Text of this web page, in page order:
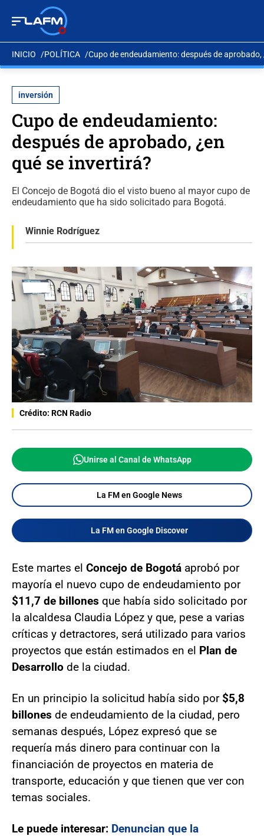
INICIO POLÍTICA Cupo de endeudamiento: después de aprobado,
inversión
Cupo de endeudamiento:
después de aprobado, ¿en
qué se invertirá?
El Concejo de Bogotá dio el visto bueno al mayor cupo de
endeudamiento que ha sido solicitado para Bogotá.
Winnie Rodríguez
Crédito: RCN Radio
Unirse al Canal de WhatsApp
La FM en Google News
La FM en Google Discover
Este martes el Concejo de Bogotá aprobó por
mayoría el nuevo cupo de endeudamiento por
$11,7 de billones que había sido solicitado por
la alcaldesa Claudia López y que, pese a varias
críticas y detractores, será utilizado para varios
proyectos que están estimados en el Plan de
Desarrollo de la ciudad.
En un principio la solicitud había sido por$5,8
billones de endeudamiento de la ciudad, pero
semanas después, López expresó que se
requería más dinero para continuar con la
financiación de proyectos en materia de
transporte, educación y que tienen que ver con
temas sociales.
Le puede interesar: Denuncian que la